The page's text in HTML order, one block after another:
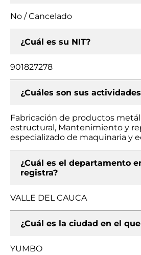
No / Cancelado
¿Cuál es su NIT?
901827278
¿Cuáles son sus
Fabricación de productos
estructural, Mantenimiento y
especializado de maquinaria y
¿Cuál es el departamento
registra?
VALLE DEL CAUCA
¿Cuál es la ciudad en el
YUMBO